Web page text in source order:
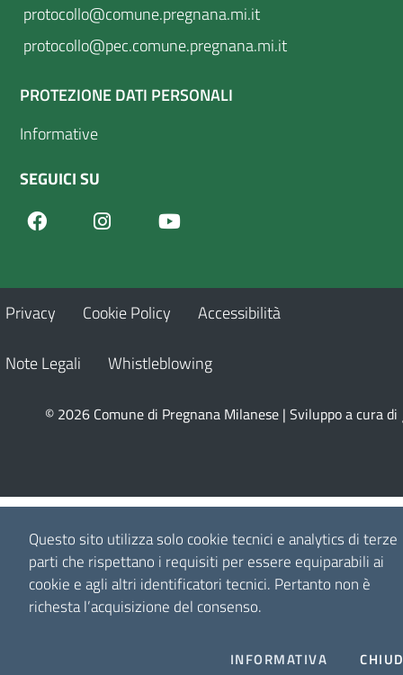
Questo sito utilizza solo cookie tecnici e analytics di terze
parti che rispettano i requisiti per essere equiparabili ai
cookie e agli altri identificatori tecnici. Pertanto non è
richesta l’acquisizione del consenso.
INFORMATIVA
protocollo@comune.pregnana.mi.it
protocollo@pec.comune.pregnana.mi.it
PROTEZIONE DATI PERSONALI
Informative
SEGUICI SU
FacebookInstagram
Privacy Cookie Policy Accessibilità
Note Legali Whistleblowing
© 2026 Comune di Pregnana Milanese | Sviluppo a cura di